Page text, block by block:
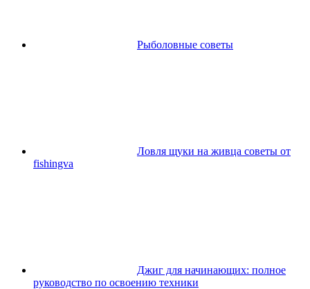
Рыболовные советы
Ловля щуки на живца советы от
fishingva
Джиг для начинающих: полное
руководство по освоению техники